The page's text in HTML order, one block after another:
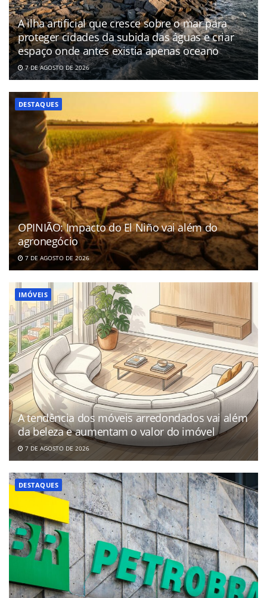
A ilha artificial que cresce sobre o mar para
proteger cidades da subida das águas e criar
espaço onde antes existia apenas oceano
7 DE AGOSTO DE 2026
DESTAQUES
OPINIÃO: Impacto do El Niño vai além do
agronegócio
7 DE AGOSTO DE 2026
IMÓVEIS
A tendência dos móveis arredondados vai além
da beleza e aumentam o valor do imóvel
7 DE AGOSTO DE 2026
DESTAQUES